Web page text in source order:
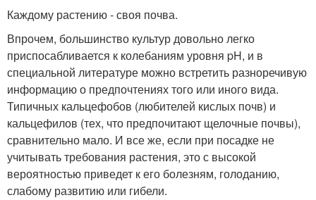
Каждому растению - своя почва.
Впрочем, большинство культур довольно легко
приспосабливается к колебаниям уровня pH, и в
специальной литературе можно встретить разноречивую
информацию о предпочтениях того или иного вида.
Типичных кальцефобов (любителей кислых почв) и
кальцефилов (тех, что предпочитают щелочные почвы),
сравнительно мало. И все же, если при посадке не
учитывать требования растения, это с высокой
вероятностью приведет к его болезням, голоданию,
слабому развитию или гибели.